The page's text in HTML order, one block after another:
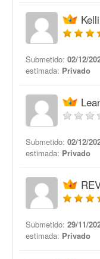
Submetido: 02/12/
estimada: Privado
Submetido: 02/12/
estimada: Privado
Submetido: 29/11/
estimada: Privado